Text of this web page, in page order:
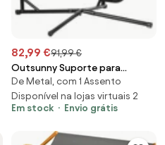
82,99 €91,99 €
Outsunny Suporte para
cadeira suspensa Suporte
giratório de 190 cm com mesa
lateral carga máx.120kg
Aosom Portugal
De Metal, com 1 Assento
Disponível na lojas virtuais 2
Em stock
Envio grátis